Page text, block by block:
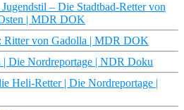
– Die Stadtbad-Retter von
| MDR DOK
Ritter von Gadolla | MDR DOK
| Die Nordreportage | NDR Doku
Heli-Retter | Die Nordreportage |